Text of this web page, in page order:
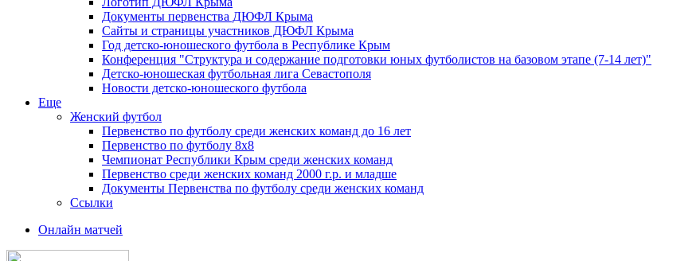
Документы первенства ДЮФЛ Крыма
Сайты и страницы участников ДЮФЛ Крыма
Год детско-юношеского футбола в Республике Крым
Конференция "Структура и содержание подготовки юных футболистов на базовом этапе (7-14 лет)"
Детско-юношеская футбольная лига Севастополя
Новости детско-юношеского футбола
Еще
Женский футбол
Первенство по футболу среди женских команд до 16 лет
Первенство по футболу 8х8
Чемпионат Республики Крым среди женских команд
Первенство среди женских команд 2000 г.р. и младше
Документы Первенства по футболу среди женских команд
Ссылки
Онлайн матчей